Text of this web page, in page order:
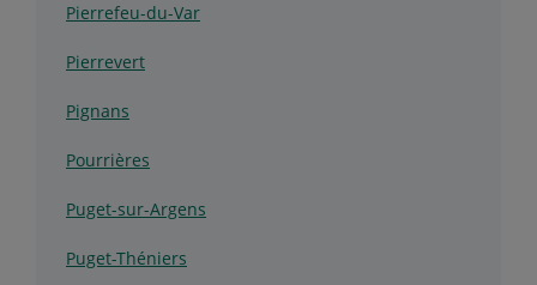
Pierrefeu-du-Var
Pierrevert
Pignans
Pourrières
Puget-sur-Argens
Puget-Théniers